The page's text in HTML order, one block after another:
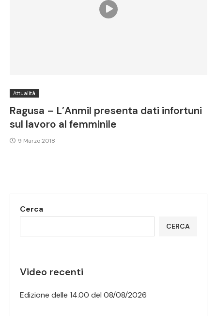
Attualità
Ragusa – L’Anmil presenta dati infortuni
sul lavoro al femminile
9 Marzo 2018
Cerca
CERCA
Video recenti
Edizione delle 14.00 del 08/08/2026